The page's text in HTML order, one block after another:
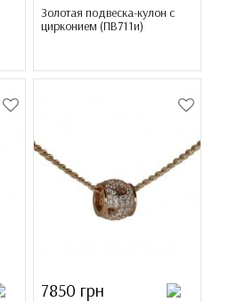
Золотая подвеска-кулон с
цирконием (ПВ711и)
7850 грн